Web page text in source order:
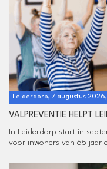
Leiderdorp, 7 augustus
VALPREVENTIE HELPT
In Leiderdorp start in
voor inwoners van 65 jaar